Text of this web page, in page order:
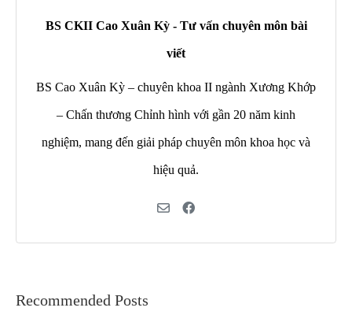
BS CKII Cao Xuân Kỳ - Tư vấn chuyên môn bài
viết
BS Cao Xuân Kỳ – chuyên khoa II ngành Xương Khớp
– Chấn thương Chỉnh hình với gần 20 năm kinh
nghiệm, mang đến giải pháp chuyên môn khoa học và
hiệu quả.
Recommended Posts